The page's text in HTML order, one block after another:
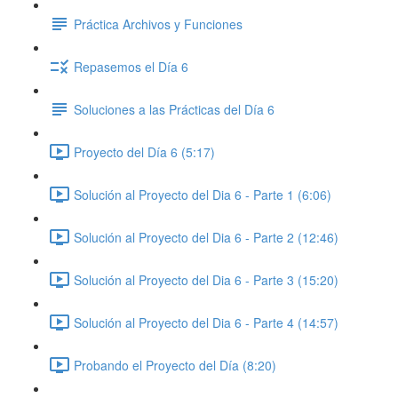
Práctica Archivos y Funciones
Repasemos el Día 6
Soluciones a las Prácticas del Día 6
Proyecto del Día 6 (5:17)
Solución al Proyecto del Dia 6 - Parte 1 (6:06)
Solución al Proyecto del Dia 6 - Parte 2 (12:46)
Solución al Proyecto del Dia 6 - Parte 3 (15:20)
Solución al Proyecto del Dia 6 - Parte 4 (14:57)
Probando el Proyecto del Día (8:20)